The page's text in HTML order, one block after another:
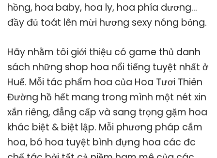
hồng, hoa baby, hoa ly, hoa phía dương…
đầy đủ toát lên mừi hương sexy nóng bỏng.
Hãy nhằm tôi giới thiệu có game thủ danh
sách những shop hoa nổi tiếng tuyệt nhất ở
Huế. Mỗi tác phẩm hoa của Hoa Tươi Thiên
Đường hồ hết mang trong mình một nét xin
xắn riêng, đẳng cấp và sang trọng gặm hoa
khác biệt & biệt lập. Mỗi phương pháp cắm
hoa, bó hoa tuyệt bình đựng hoa các đc